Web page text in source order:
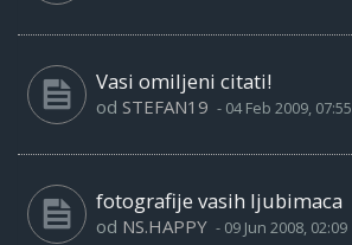
Vasi omiljeni citati!
od STEFAN19 - 04 Feb 2009, 07:55
fotografije vasih ljubimaca
od NS.HAPPY - 09 Jun 2008, 02:09